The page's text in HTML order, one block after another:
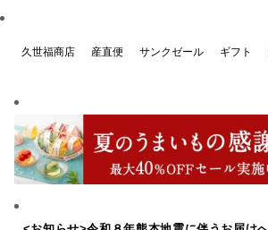
久世福商店 産直便 サンクゼール ギフト